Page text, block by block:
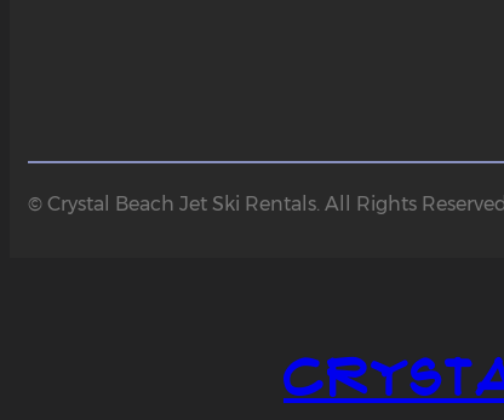
© Crystal Beach Jet Ski Rentals. All Rights